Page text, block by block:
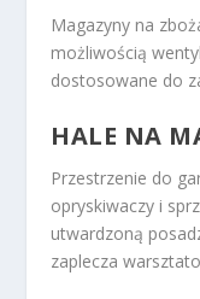
Magazyny na
możliwością
dostosowane do
HALE NA
Przestrzenie do
opryskiwaczy i
utwardzoną
zaplecza